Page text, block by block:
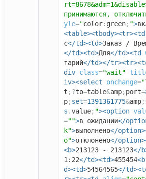
принимаются,
yle="color: green; ">
<table><tbody><tr><td
с</td><td>Заказ /
</td><td>Для</td><td
тарий</td></
div class="wait"
iv><select
onchange="
t ;?to=table&amp; port=
p; set=1391361775&amp;
s .value; "><option
="">в ожидании</
k">выполнено</
o">отклонено</
<b>213123 - 213123</
1:22</td><td>455454
d><td>54564565</